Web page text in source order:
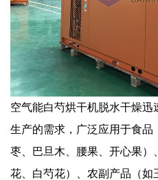
空气能白芍烘干机脱水干燥
生产的需求，广泛应用于食
枣、巴旦木、腰果、开心果）
花、白芍花）、农副产品（